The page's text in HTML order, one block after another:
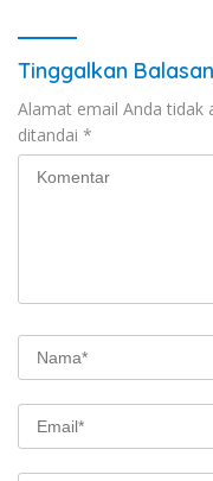
Tinggalkan Balasan
Alamat email Anda tidak
ditandai *